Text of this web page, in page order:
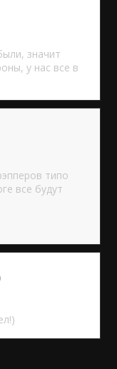
значит
у нас все в
типо
все будут